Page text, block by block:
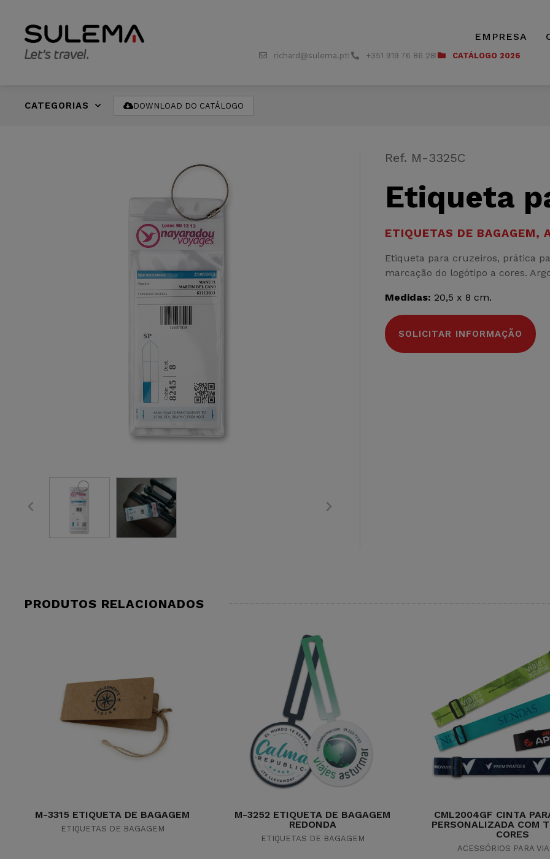
EMPRESA
richard@sulema.pt +351 919 76 86 28 CATÁLOGO 2026
CATEGORIAS DOWNLOAD DO CATÁLOGO
Ref. M-3325C
Etiqueta
ETIQUETAS DE BAGAGEM,
Etiqueta para cruzeiros, prática
marcação do logótipo a cores.
Medidas: 20,5 x 8 cm.
SOLICITAR INFORMAÇÃO
PRODUTOS RELACIONADOS
M-3315 ETIQUETA DE BAGAGEM
ETIQUETAS DE BAGAGEM
M-3252 ETIQUETA DE BAGAGEM
REDONDA
ETIQUETAS DE BAGAGEM
CML2004GF CINTA
PERSONALIZADA COM
CORES
ACESSÓRIOS PARA